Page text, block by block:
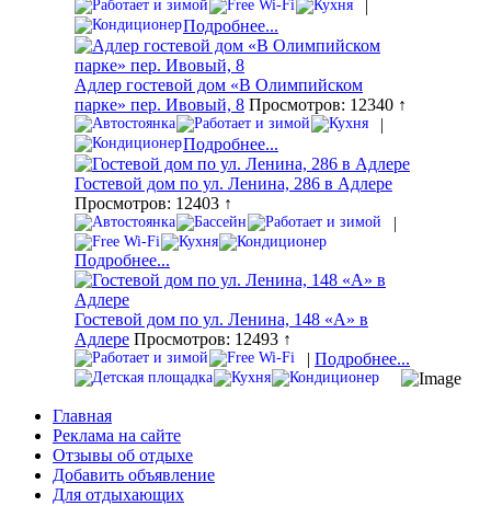
|
Подробнее...
Адлер гостевой дом «В Олимпийском
парке» пер. Ивовый, 8 Просмотров: 12340 ↑
|
Подробнее...
Гостевой дом по ул. Ленина, 286 в Адлере
Просмотров: 12403 ↑
|
Подробнее...
Гостевой дом по ул. Ленина, 148 «А» в
Адлере Просмотров: 12493 ↑
| Подробнее...
Главная
Реклама на сайте
Отзывы об отдыхе
Добавить объявление
Для отдыхающих